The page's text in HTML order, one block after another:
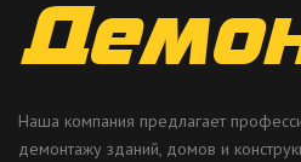
Наша компания предлагает
демонтажу зданий, домов и